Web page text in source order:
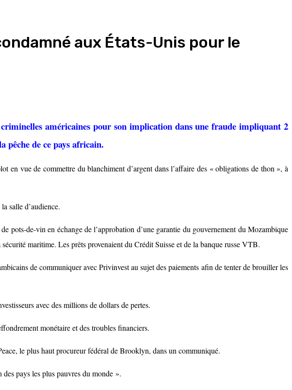
aux États-Unis pour le
américaines pour son implication dans une fraude impliquant 2
pêche de ce pays africain.
vue de commettre du blanchiment d’argent dans l’affaire des « obligations de thon », à
salle d’audience.
pots-de-vin en échange de l’approbation d’une garantie du gouvernement du Mozambique
maritime. Les prêts provenaient du Crédit Suisse et de la banque russe VTB.
de communiquer avec Privinvest au sujet des paiements afin de tenter de brouiller les
avec des millions de dollars de pertes.
monétaire et des troubles financiers.
le plus haut procureur fédéral de Brooklyn, dans un communiqué.
pays les plus pauvres du monde ».